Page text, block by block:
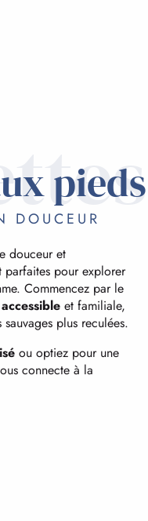
pieds
DOUCEUR
douceur et
parfaites pour explorer
Commencez par le
accessible et familiale,
plus reculées.
ou optiez pour une
connecte à la